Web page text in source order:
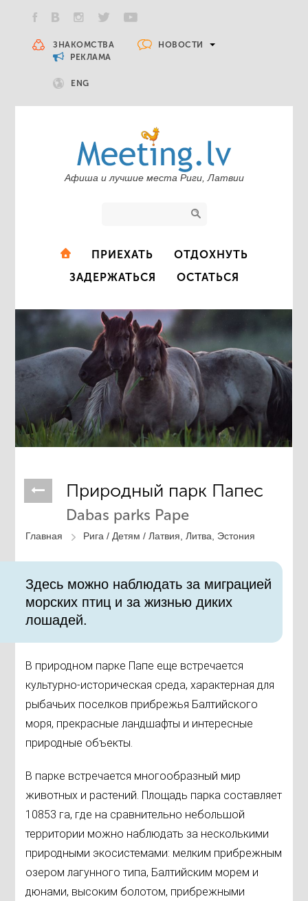
ЗНАКОМСТВА
НОВОСТИ
РЕКЛАМА
ENG
Афиша и лучшие места Риги, Латвии
ПРИЕХАТЬ
ОТДОХНУТЬ
ЗАДЕРЖАТЬСЯ
ОСТАТЬСЯ
Природный парк Папеc
Dabas parks Pape
Главная Рига / Детям / Латвия, Литва, Эстония
Здесь можно наблюдать за миграцией
морских птиц и за жизнью диких
лошадей.
В природном парке Папе еще встречается
культурно-историческая среда, характерная для
рыбачьих поселков прибрежья Балтийского
моря, прекрасные ландшафты и интересные
природные объекты.
В парке встречается многообразный мир
животных и растений. Площадь парка составляет
10853 га, где на сравнительно небольшой
территории можно наблюдать за несколькими
природными экосистемами: мелким прибрежным
озером лагунного типа, Балтийским морем и
дюнами, высоким болотом, прибрежными